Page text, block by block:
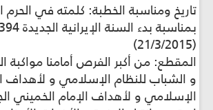
تاريخ ومناسبة الخطبة: كلمته في
(21/3/2015)
المقطع: من أكبر الفرص أمامنا
و الشباب للنظام الإسلامي و لأهداف
الإسلامي و لأهداف الإمام الخميني